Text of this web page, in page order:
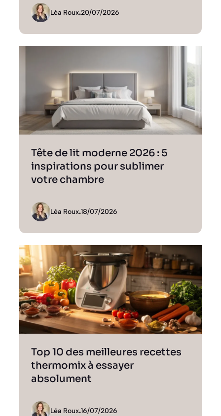
Léa Roux.20/07/2026
Tête de lit moderne 2026 : 5
inspirations pour sublimer
votre chambre
Léa Roux.18/07/2026
Top 10 des meilleures recettes
thermomix à essayer
absolument
Léa Roux.16/07/2026